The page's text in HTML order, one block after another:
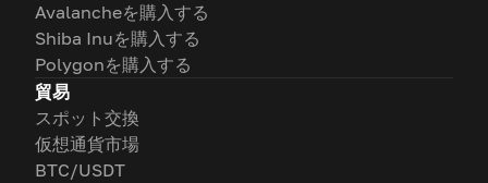
Avalancheを購入する
Shiba Inuを購入する
Polygonを購入する
貿易
スポット交換
仮想通貨市場
BTC/USDT